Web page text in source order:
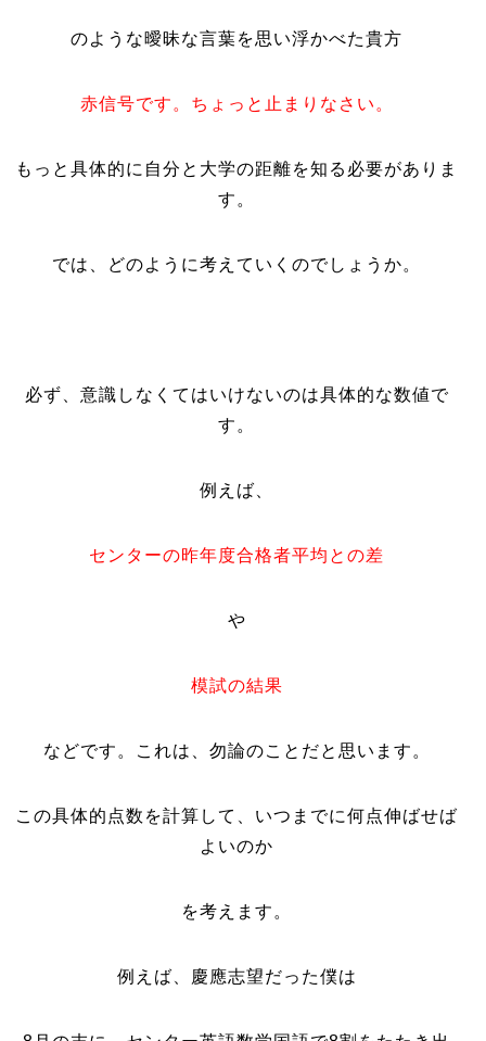
のような曖昧な言葉を思い浮かべた貴方
赤信号です。ちょっと止まりなさい。
もっと具体的に自分と大学の距離を知る必要がありま
す。
では、どのように考えていくのでしょうか。
必ず、意識しなくてはいけないのは具体的な数値で
す。
例えば、
センターの昨年度合格者平均との差
や
模試の結果
などです。これは、勿論のことだと思います。
この具体的点数を計算して、いつまでに何点伸ばせば
よいのか
を考えます。
例えば、慶應志望だった僕は